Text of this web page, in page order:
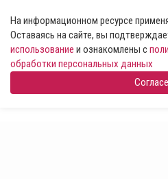
На информационном ресурсе
Оставаясь на сайте, вы
использование и ознакомлены с
обработки персональных данных